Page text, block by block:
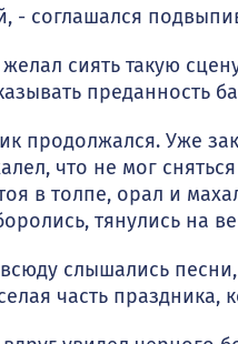
- соглашался
сиять такую
преданность
продолжался. Уже
что не мог
в толпе, орал и
тянулись на
слышались
часть праздника,